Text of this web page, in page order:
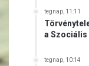
tegnap, 11:11
a
tegnap, 10:14